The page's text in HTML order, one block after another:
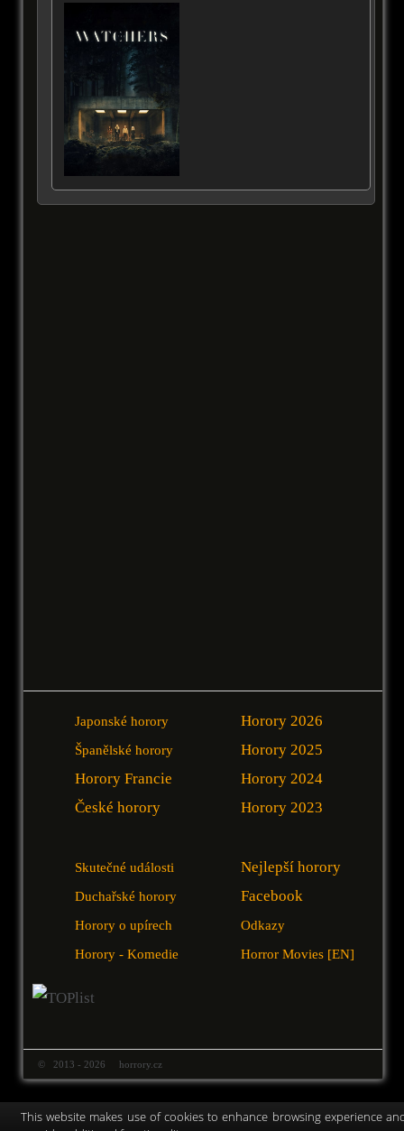
Japonské horory
Španělské horory
Horory Francie
České horory
Horory 2026
Horory 2025
Horory 2024
Horory 2023
Skutečné události
Duchařské horory
Horory o upírech
Horory - Komedie
Nejlepší horory
Facebook
Odkazy
Horror Movies [EN]
© 2013 - 2026 horrory.cz
This website makes use of cookies to enhance browsing experience